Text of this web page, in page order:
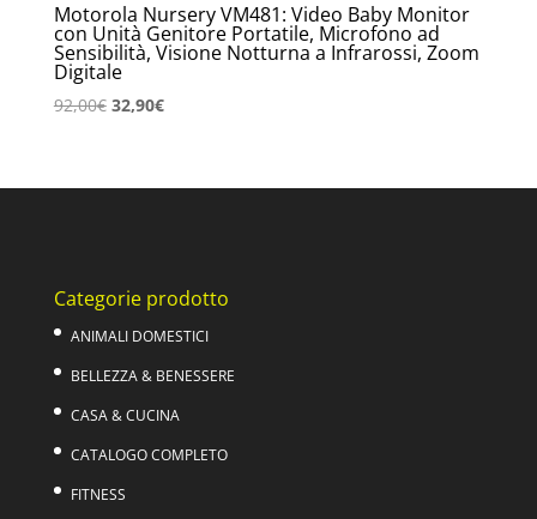
Motorola Nursery VM481: Video Baby Monitor
con Unità Genitore Portatile, Microfono ad
Sensibilità, Visione Notturna a Infrarossi, Zoom
Digitale
92,00€ Il
era:
32,90€Il
è:
Categorie prodotto
ANIMALI DOMESTICI
BELLEZZA & BENESSERE
CASA & CUCINA
CATALOGO COMPLETO
FITNESS